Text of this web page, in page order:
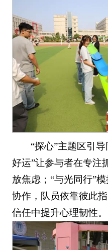
“探心”主题区引
好运”让参与者在专注
放焦虑；“与光同行”
协作，队员依靠彼此
信任中提升心理韧性。